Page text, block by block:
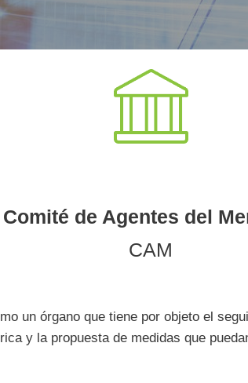
Comité de Agentes del
CAM
un órgano que tiene por objeto el
y la propuesta de medidas que